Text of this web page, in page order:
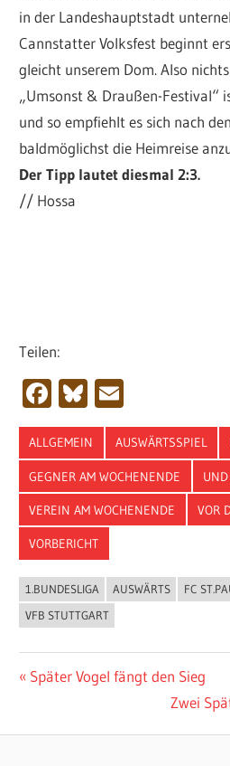
in der Landeshauptstadt
Cannstatter Volksfest beginnt
gleicht unserem Dom. Also
„Umsonst & Draußen-Festival“
und so empfiehlt es sich nach
baldmöglichst die Heimreise
Der Tipp lautet diesmal 2:3.
// Hossa
Teilen:
Facebook
Bluesky
ALLGEMEIN AUSWÄRTSSPIEL
GEGNER AM WOCHENENDE
VEREIN AM WOCHENENDE VOR
VORBERICHT
1.BUNDESLIGA AUSWÄRTS FC
VFB STUTTGART
Beitragsnavigation
Vorheriger
Später Vogel fängt den Sieg
Nächster
Zwei